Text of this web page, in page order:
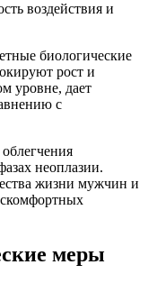
воздействия и
биологические
рост и
уровне, дает
с
неоплазии.
жизни мужчин и
меры